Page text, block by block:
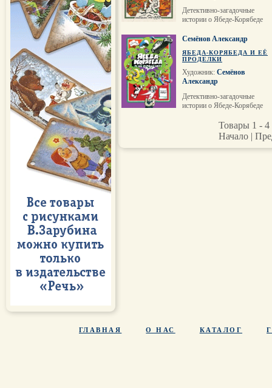
Детективно-загадочные
истории о Ябеде-Корябеде
Семёнов Александр
ЯБЕДА-КОРЯБЕДА И ЕЁ
ПРОДЕЛКИ
Художник: Семёнов
Александр
Детективно-загадочные
истории о Ябеде-Корябеде
Товары 1 - 4
Начало |
ГЛАВНАЯ О НАС КАТАЛОГ